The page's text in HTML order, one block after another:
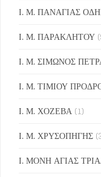
Ι. Μ. ΠΑΝΑΓΙΑΣ
Ι. Μ. ΠΑΡΑΚΛΗΤΟΥ
Ι. Μ. ΣΙΜΩΝΟΣ
Ι. Μ. ΤΙΜΙΟΥ
Ι. Μ. ΧΟΖΕΒΑ (1)
Ι. Μ. ΧΡΥΣΟΠΗΓΗΣ
Ι. ΜΟΝΗ ΑΓΙΑΣ